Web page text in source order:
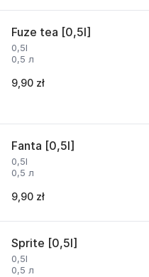
Fuze tea [0,5l]
0,5l
0,5 л
9,90 zł
Fanta [0,5l]
0,5l
0,5 л
9,90 zł
Sprite [0,5l]
0,5l
0,5 л